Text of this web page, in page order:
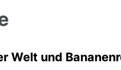
Welt und